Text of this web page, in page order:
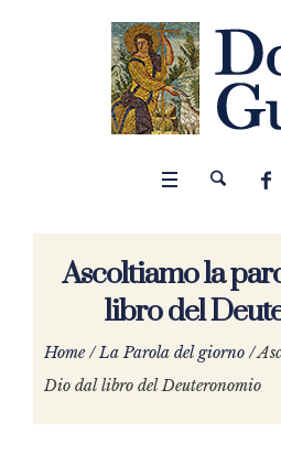
Ascoltiamo la
libro del
Home /La Parola del giorno /
Dio dal libro del Deuteronomio